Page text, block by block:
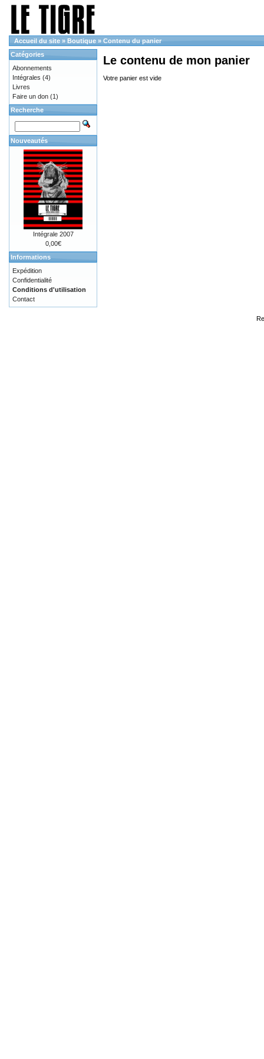
Accueil du site » Boutique » Contenu du panier
Le contenu de mon panier
Votre panier est vide
Catégories
Abonnements
Intégrales (4)
Livres
Faire un don (1)
Recherche
Nouveautés
Intégrale 2007
0,00€
Informations
Expédition
Confidentialité
Conditions d'utilisation
Contact